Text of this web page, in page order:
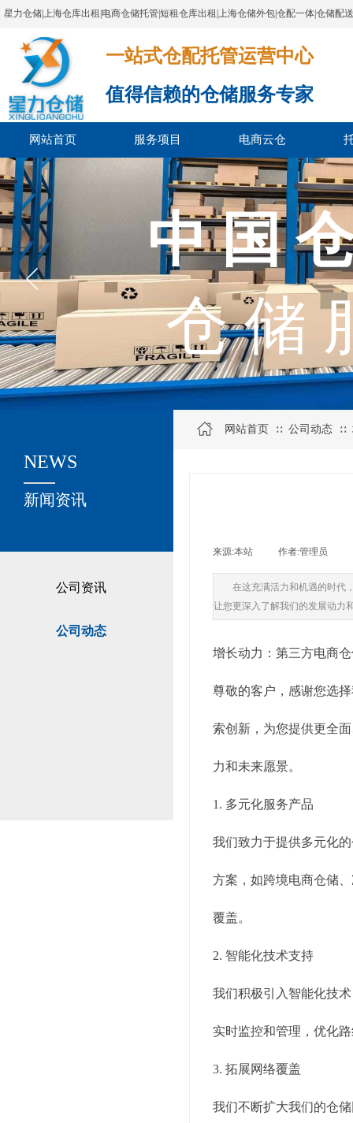
星力仓储|上海仓库出租|电商仓储托管|短租仓库出租|上海仓储外包|仓配一体|仓储配
一站式仓配托管运营中心​​​​​​​​​​​​​​​​​
值得信赖的仓储服务专家
网站首页 服务项目 电商云仓
中 国
仓 储
上海市
上海市
公司资讯
公司动态
关于我们
新闻资讯
NEWS
网站首页 ∷ 公司动态 ∷
来源:本站 作者:管理员
在这充满活力和机遇的时代
让您更深入了解我们的发展动力
增长动力：第三方电商
尊敬的客户，感谢您选
索创新，为您提供更全
力和未来愿景。
1. 多元化服务产品
我们致力于提供多元化
方案，如跨境电商仓储
覆盖。
2. 智能化技术支持
我们积极引入智能化技
实时监控和管理，优化
3. 拓展网络覆盖
我们不断扩大我们的仓